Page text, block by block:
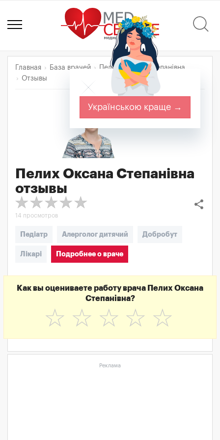
Главная База врачей
Пелих Оксана Степанівна
Отзывы
Пелих Оксана Степанівна
отзывы
share
14 просмотров
Педіатр Алерголог дитячий Добробут
Лікарі Подробнее о враче
Как вы оцениваете работу врача Пелих Оксана
Степанівна?
☆
☆
☆
☆
☆
Реклама
Українською краще →